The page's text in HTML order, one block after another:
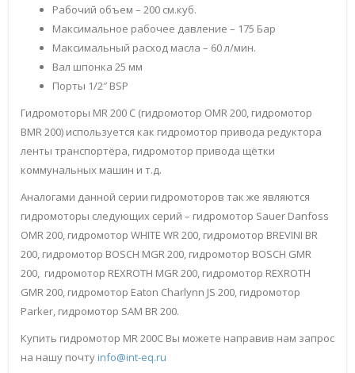
Рабочий объем – 200 см.куб.
Максимальное рабочее давление – 175 Бар
Максимальный расход масла – 60 л/мин.
Вал шпонка 25 мм
Порты 1/2″ BSP
Гидромоторы MR 200 С (гидромотор OMR 200, гидромотор
BMR 200) используется как гидромотор привода редуктора
ленты транспортёра, гидромотор привода щётки
коммунальных машин и т.д.
Аналогами данной серии гидромоторов так же являются
гидромоторы следующих серий – гидромотор Sauer Danfoss
OMR 200, гидромотор WHITE WR 200, гидромотор BREVINI BR
200, гидромотор BOSCH MGR 200, гидромотор BOSCH GMR
200, гидромотор REXROTH MGR 200, гидромотор REXROTH
GMR 200, гидромотор Eaton Charlynn JS 200, гидромотор
Parker, гидромотор SAM BR 200.
Купить гидромотор MR 200С Вы можете направив нам запрос
на нашу почтуinfo@int-eq.ru